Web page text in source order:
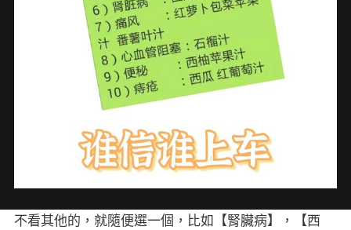
不看其他的，就隨便選一個，比如【腎臟病】，【西